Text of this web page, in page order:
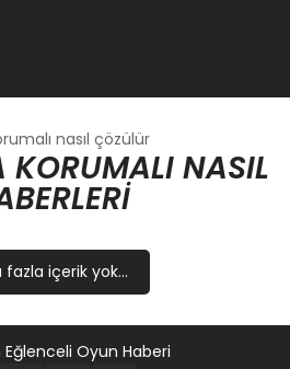
nasıl çözülür
KORUMALI NASIL
fazla içerik yok...
Oyun Haberi